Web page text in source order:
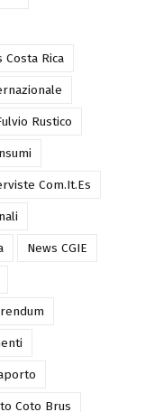
Costa Rica
Rustico
Com.It.Es